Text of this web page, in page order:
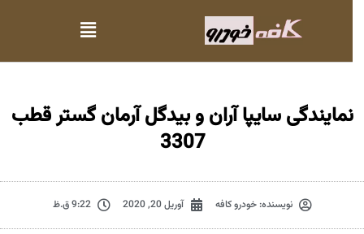
نمایندگی سایپا آران و بیدگل آرمان گستر قطب
3307
نویسنده:خودرو کافه آوریل 20, 2020 9:22 ق.ظ